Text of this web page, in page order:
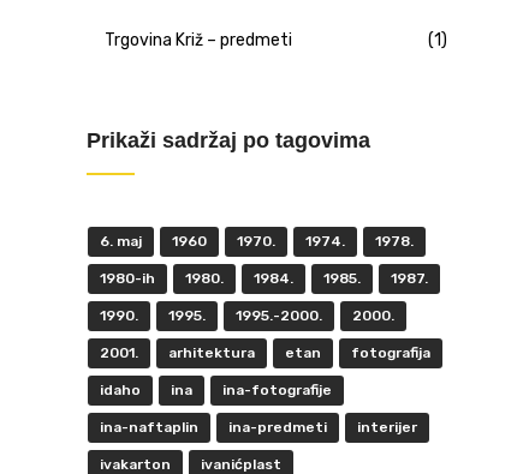
Trgovina Križ – predmeti (1)
Prikaži sadržaj po tagovima
6. maj 1960 1970. 1974. 1978.
1980-ih 1980. 1984. 1985. 1987.
1990. 1995. 1995.-2000. 2000.
2001. arhitektura etan fotografija
idaho ina ina-fotografije
ina-naftaplin ina-predmeti interijer
ivakarton ivanićplast